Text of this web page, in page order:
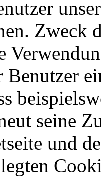
Zweck
Benutzer
seine
und